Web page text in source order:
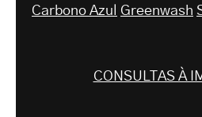
Carbono Azul
Greenwash
CONSULTAS À